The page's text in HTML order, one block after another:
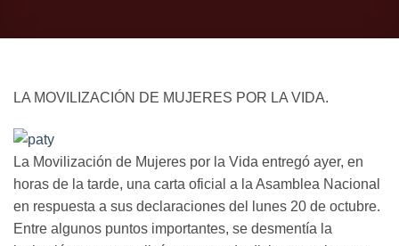
LA MOVILIZACIÓN DE MUJERES POR LA VIDA.
La Movilización de Mujeres por la Vida entregó ayer, en
horas de la tarde, una carta oficial a la Asamblea Nacional
en respuesta a sus declaraciones del lunes 20 de octubre.
Entre algunos puntos importantes, se desmentía la